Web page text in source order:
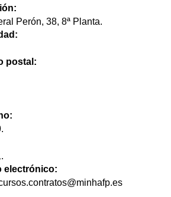
Perón, 38, 8ª Planta.
postal:
electrónico: